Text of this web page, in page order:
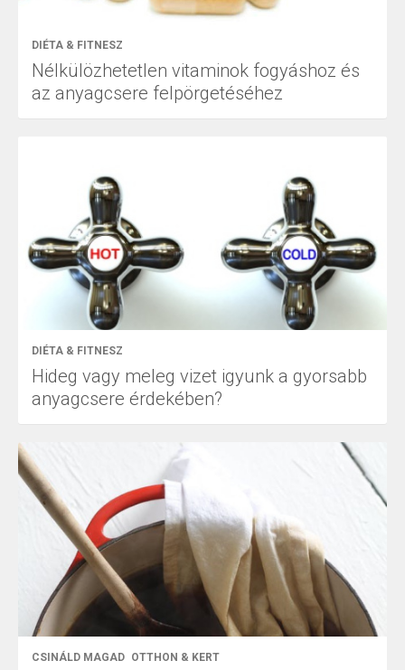
DIÉTA & FITNESZ
Nélkülözhetetlen vitaminok fogyáshoz és
az anyagcsere felpörgetéséhez
DIÉTA & FITNESZ
Hideg vagy meleg vizet igyunk a gyorsabb
anyagcsere érdekében?
CSINÁLD MAGAD OTTHON & KERT